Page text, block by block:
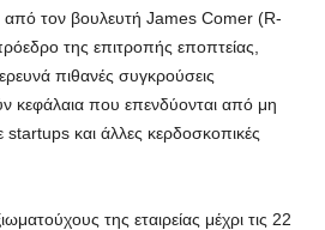
τον βουλευτή James Comer (R-
της επιτροπής εποπτείας,
πιθανές συγκρούσεις
που επενδύονται από μη
startups και άλλες κερδοσκοπικές
της εταιρείας μέχρι τις 22